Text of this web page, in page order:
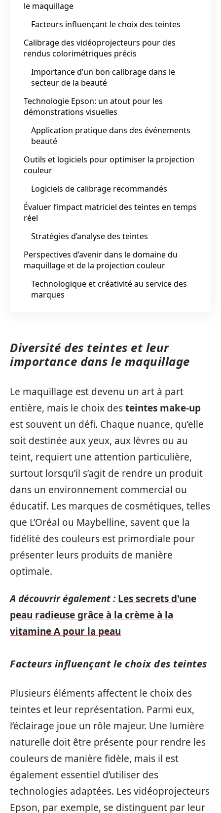
le maquillage
Facteurs influençant le choix des teintes
Calibrage des vidéoprojecteurs pour des
rendus colorimétriques précis
Importance d’un bon calibrage dans le
secteur de la beauté
Technologie Epson: un atout pour les
démonstrations visuelles
Application pratique dans des événements
beauté
Outils et logiciels pour optimiser la projection
couleur
Logiciels de calibrage recommandés
Évaluer l’impact matriciel des teintes en temps
réel
Stratégies d’analyse des teintes
Perspectives d’avenir dans le domaine du
maquillage et de la projection couleur
Technologique et créativité au service des
marques
Diversité des teintes et leur
importance dans le maquillage
Le maquillage est devenu un art à part
entière, mais le choix desteintes make-up
est souvent un défi. Chaque nuance, qu’elle
soit destinée aux yeux, aux lèvres ou au
teint, requiert une attention particulière,
surtout lorsqu’il s’agit de rendre un produit
dans un environnement commercial ou
éducatif. Les marques de cosmétiques, telles
que L’Oréal ou Maybelline, savent que la
fidélité des couleurs est primordiale pour
présenter leurs produits de manière
optimale.
A découvrir également : Les secrets d'une
peau radieuse grâce à la crème à la
vitamine A pour la peau
Facteurs influençant le choix des teintes
Plusieurs éléments affectent le choix des
teintes et leur représentation. Parmi eux,
l’éclairage joue un rôle majeur. Une lumière
naturelle doit être présente pour rendre les
couleurs de manière fidèle, mais il est
également essentiel d’utiliser des
technologies adaptées. Les vidéoprojecteurs
Epson, par exemple, se distinguent par leur